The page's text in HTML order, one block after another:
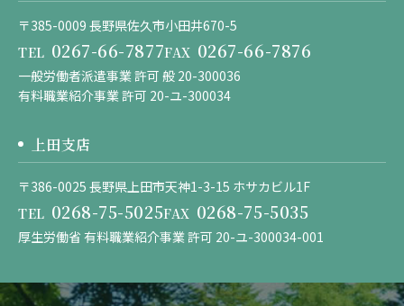
〒385-0009 長野県佐久市小田井670-5
TEL 0267-66-7877FAX 0267-66-7876
一般労働者派遣事業 許可 般 20-300036
有料職業紹介事業 許可 20-ユ-300034
上田支店
〒386-0025 長野県上田市天神1-3-15 ホサカビル1F
TEL 0268-75-5025FAX 0268-75-5035
厚生労働省 有料職業紹介事業 許可 20-ユ-300034-001